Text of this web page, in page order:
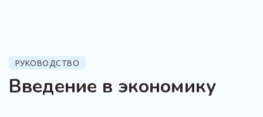
РУКОВОДСТВО
Введение в экономику